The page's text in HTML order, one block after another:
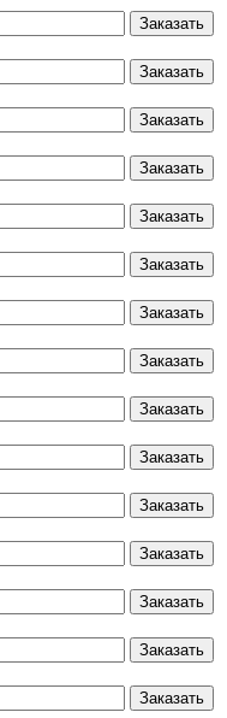
Заказать
Заказать
Заказать
Заказать
Заказать
Заказать
Заказать
Заказать
Заказать
Заказать
Заказать
Заказать
Заказать
Заказать
Заказать